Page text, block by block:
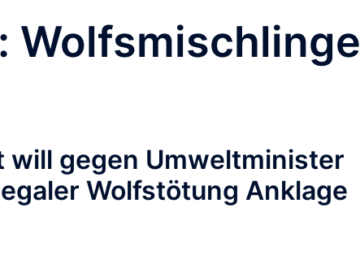
Wolfsmischlinge
gegen Umweltminister
Wolfstötung Anklage